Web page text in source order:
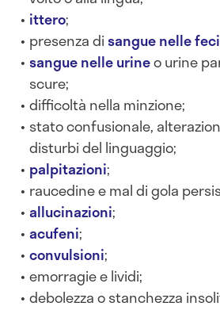
ittero;
presenza disangue nelle feci
sangue nelle urineo urine
scure;
difficoltà nella minzione;
stato confusionale,
disturbi del linguaggio;
palpitazioni;
raucedine e mal di gola
allucinazioni;
acufeni;
convulsioni;
emorragie e lividi;
debolezza o stanchezza